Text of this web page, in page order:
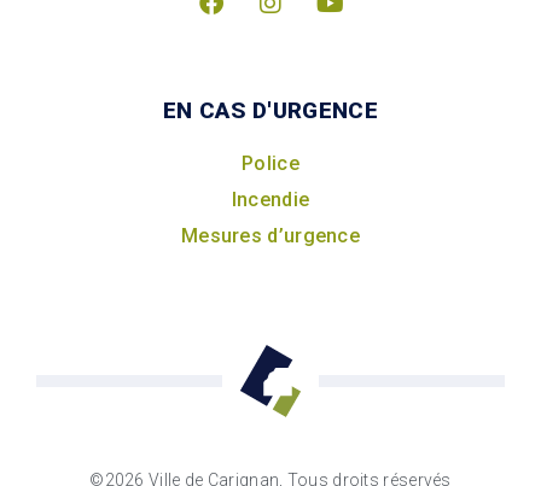
EN CAS D'URGENCE
Police
Incendie
Mesures d’urgence
©2026 Ville de Carignan, Tous droits réservés